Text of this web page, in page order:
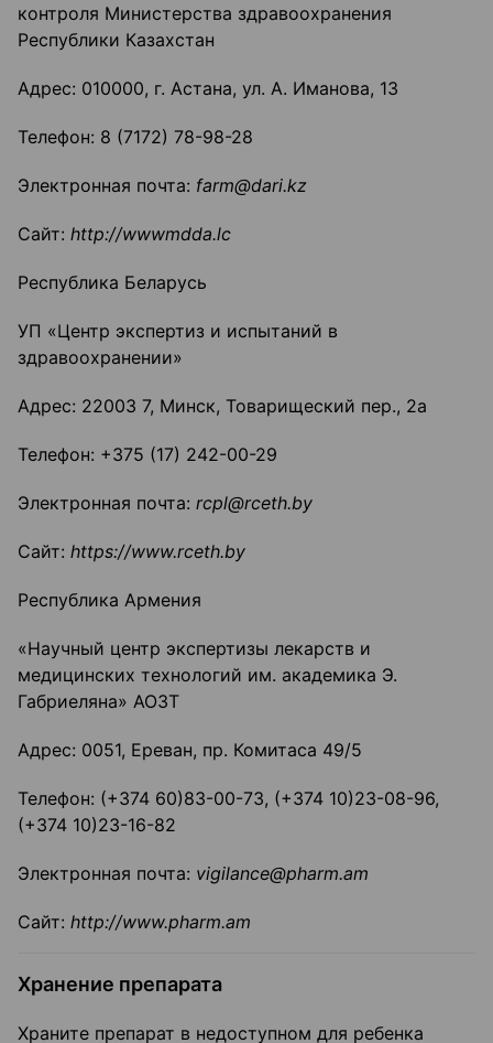
контроля Министерства здравоохранения
Республики Казахстан
Адрес: 010000, г. Астана, ул. А. Иманова, 13
Телефон: 8 (7172) 78-98-28
Электронная почта: farm@dari.kz
Сайт: http://wwwmdda.lc
Республика Беларусь
УП «Центр экспертиз и испытаний в
здравоохранении»
Адрес: 22003 7, Минск, Товарищеский пер., 2а
Телефон: +375 (17) 242-00-29
Электронная почта: rcpl@rceth.by
Сайт: https://www.rceth.by
Республика Армения
«Научный центр экспертизы лекарств и
медицинских технологий им. академика Э.
Габриеляна» АОЗТ
Адрес: 0051, Ереван, пр. Комитаса 49/5
Телефон: (+374 60)83-00-73, (+374 10)23-08-96,
(+374 10)23-16-82
Электронная почта: vigilance@pharm.am
Сайт: http://www.pharm.am
Хранение препарата
Храните препарат в недоступном для ребенка